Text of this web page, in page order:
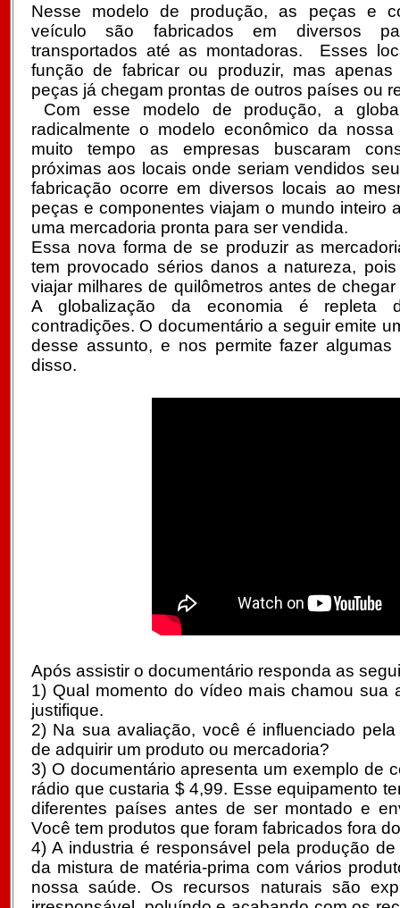
Nesse modelo de produção, as peças e
veículo são fabricados em diversos
transportados até as montadoras. Esses
função de fabricar ou produzir, mas
peças já chegam prontas de outros países ou
Com esse modelo de produção, a
radicalmente o modelo econômico da nossa
muito tempo as empresas buscaram
próximas aos locais onde seriam vendidos
fabricação ocorre em diversos locais ao
peças e componentes viajam o mundo inteiro
uma mercadoria pronta para ser vendida.
Essa nova forma de se produzir as
tem provocado sérios danos a natureza,
viajar milhares de quilômetros antes de
A globalização da economia é repleta
contradições. O documentário a seguir emite
desse assunto, e nos permite fazer algumas
disso.
Após assistir o documentário responda as
1) Qual momento do vídeo mais chamou sua
justifique.
2) Na sua avaliação, você é influenciado
de adquirir um produto ou mercadoria?
3) O documentário apresenta um exemplo de
rádio que custaria $ 4,99. Esse equipamento
diferentes países antes de ser montado e
Você tem produtos que foram fabricados fora
4) A industria é responsável pela produção
da mistura de matéria-prima com vários
nossa saúde. Os recursos naturais são